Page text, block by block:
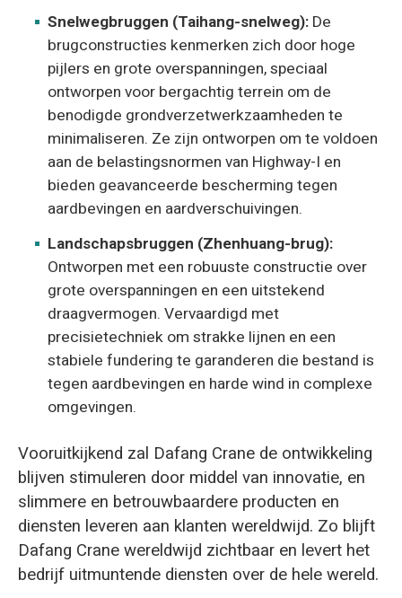
Snelwegbruggen (Taihang-snelweg): De
brugconstructies kenmerken zich door hoge
pijlers en grote overspanningen, speciaal
ontworpen voor bergachtig terrein om de
benodigde grondverzetwerkzaamheden te
minimaliseren. Ze zijn ontworpen om te voldoen
aan de belastingsnormen van Highway-I en
bieden geavanceerde bescherming tegen
aardbevingen en aardverschuivingen.
Landschapsbruggen (Zhenhuang-brug):
Ontworpen met een robuuste constructie over
grote overspanningen en een uitstekend
draagvermogen. Vervaardigd met
precisietechniek om strakke lijnen en een
stabiele fundering te garanderen die bestand is
tegen aardbevingen en harde wind in complexe
omgevingen.
Vooruitkijkend zal Dafang Crane de ontwikkeling
blijven stimuleren door middel van innovatie, en
slimmere en betrouwbaardere producten en
diensten leveren aan klanten wereldwijd. Zo blijft
Dafang Crane wereldwijd zichtbaar en levert het
bedrijf uitmuntende diensten over de hele wereld.